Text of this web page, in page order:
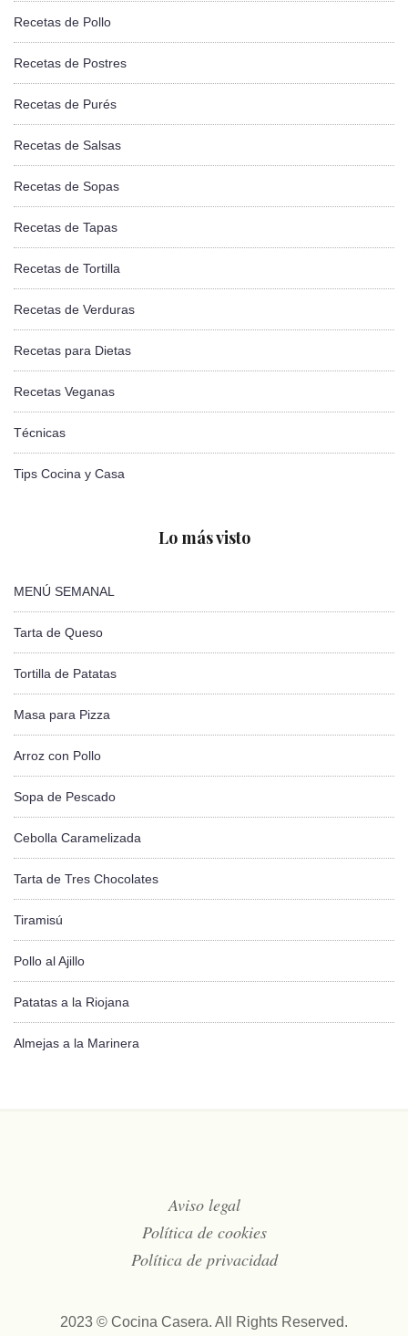
Recetas de Pollo
Recetas de Postres
Recetas de Purés
Recetas de Salsas
Recetas de Sopas
Recetas de Tapas
Recetas de Tortilla
Recetas de Verduras
Recetas para Dietas
Recetas Veganas
Técnicas
Tips Cocina y Casa
Lo más visto
MENÚ SEMANAL
Tarta de Queso
Tortilla de Patatas
Masa para Pizza
Arroz con Pollo
Sopa de Pescado
Cebolla Caramelizada
Tarta de Tres Chocolates
Tiramisú
Pollo al Ajillo
Patatas a la Riojana
Almejas a la Marinera
Aviso legal
Política de cookies
Política de privacidad
2023 © Cocina Casera. All Rights Reserved.